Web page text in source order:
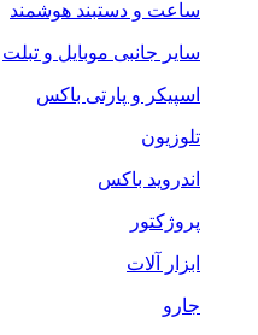
ساعت و دستبند هوشمند
سایر جانبی موبایل و تبلت
اسپیکر و پارتی باکس
تلوزیون
اندروید باکس
پروژکتور
ابزار آلات
جارو